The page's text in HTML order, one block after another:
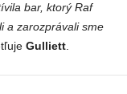
bar, ktorý Raf
a zarozprávali sme
Gulliett.